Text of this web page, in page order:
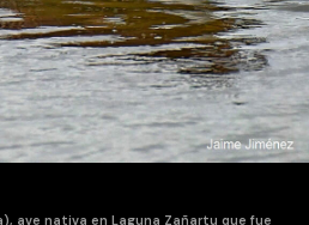
ave nativa en Laguna Zañartu que fue